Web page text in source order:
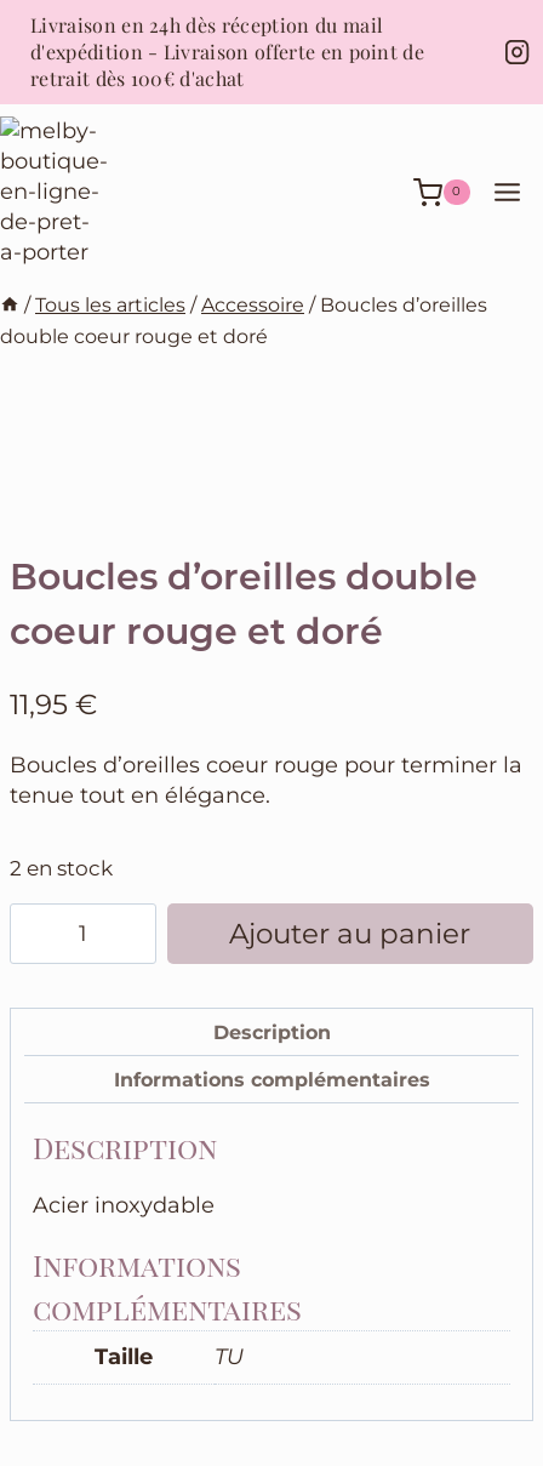
Aller
contenu
Livraison en 24h dès réception du mail
d'expédition - Livraison offerte en point de
retrait dès 100€ d'achat
0
/ Tous les articles / Accessoire / Boucles d’oreilles
double coeur rouge et doré
Boucles d’oreilles double
coeur rouge et doré
11,95 €
Boucles d’oreilles coeur rouge pour terminer la
tenue tout en élégance.
2 en stock
d'oreilles
rouge
doré
Ajouter au panier
Description
Informations complémentaires
Description
Acier inoxydable
Informations
complémentaires
Taille TU